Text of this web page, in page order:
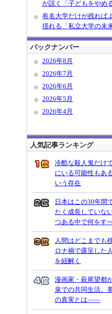
が説く「子どもをやめ
有名大学だけが残れ
揺れる「私立大学の未来
バックナンバー
2026年8月
2026年7月
2026年6月
2026年5月
2026年4月
人気記事ランキング
冷酷な殺人鬼だけ
にいる可能性もあ
いう存在
日本はこの30年間
たく成長していな
つある中で何をす
人間はどこまで
ロナ禍で露呈した
を紐解く
漫画家・萩尾望都
泉での共同生活。
の真実とは――